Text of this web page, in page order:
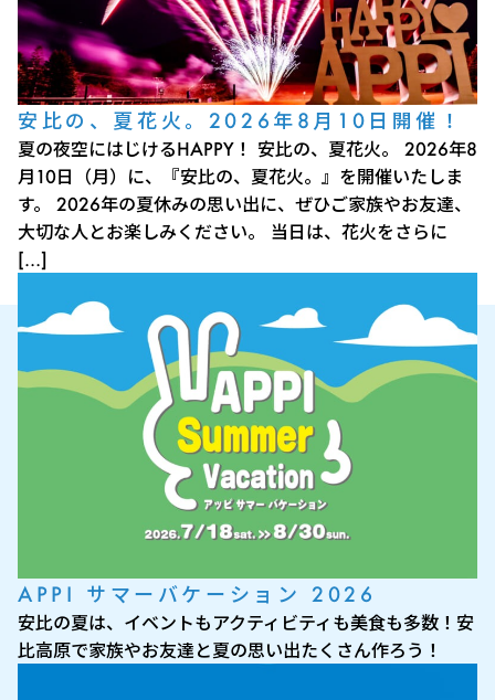
安比の、夏花火。2026年8月10日開催！
夏の夜空にはじけるHAPPY！ 安比の、夏花火。 2026年8
月10日（月）に、『安比の、夏花火。』を開催いたしま
す。 2026年の夏休みの思い出に、ぜひご家族やお友達、
大切な人とお楽しみください。 当日は、花火をさらに
[…]
APPI サマーバケーション 2026
安比の夏は、イベントもアクティビティも美食も多数！安
比高原で家族やお友達と夏の思い出たくさん作ろう！